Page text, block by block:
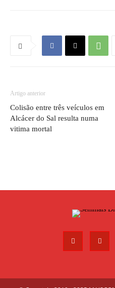
Artigo anterior
Colisão entre três veículos em
Alcácer do Sal resulta numa
vitima mortal